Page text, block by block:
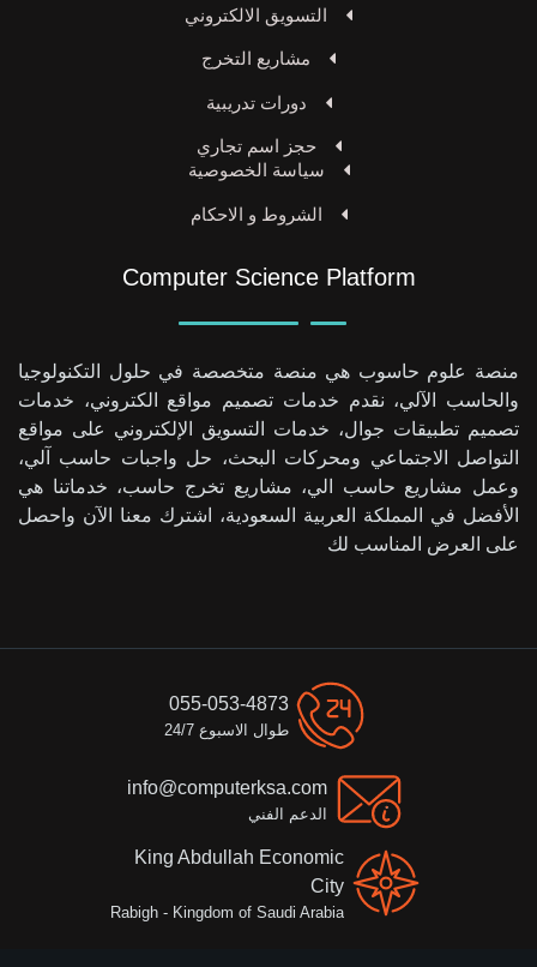
Computer Science Platform
منصة علوم حاسوب هي منصة متخصصة في حلول التكنولوجيا
والحاسب الآلي، نقدم خدمات تصميم مواقع الكتروني، خدمات
تصميم تطبيقات جوال، خدمات التسويق الإلكتروني على مواقع
التواصل الاجتماعي ومحركات البحث، حل واجبات حاسب آلي،
وعمل مشاريع حاسب الي، مشاريع تخرج حاسب، خدماتنا هي
الأفضل في المملكة العربية السعودية، اشترك معنا الآن واحصل
على العرض المناسب لك
التسويق الالكتروني
مشاريع التخرج
دورات تدريبية
حجز اسم تجاري
سياسة الخصوصية
الشروط و الاحكام
055-053-4873
طوال الاسبوع 24/7
info@computerksa.com
الدعم الفني
King Abdullah Economic
City
Rabigh - Kingdom of Saudi Arabia